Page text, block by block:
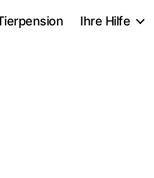
Ihre Hilfe